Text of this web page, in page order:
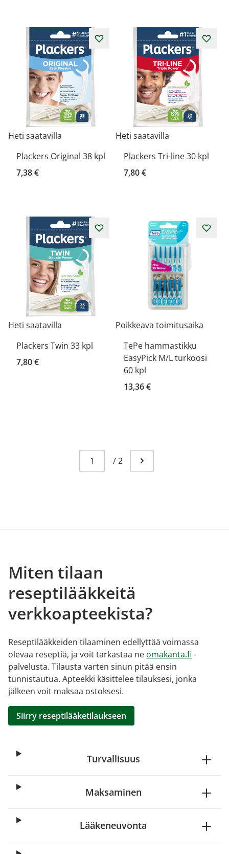
Heti saatavilla
Plackers Original 38 kpl
7,38 €
Heti saatavilla
Plackers Tri-line 30 kpl
7,80 €
Heti saatavilla
Plackers Twin 33 kpl
7,80 €
Poikkeava toimitusaika
TePe hammastikku
EasyPick M/L turkoosi
60 kpl
13,36 €
Sivu
You're currently reading page 1
/2 Mene seuraavalle
Miten tilaan
reseptilääkkeitä
verkkoapteekista?
Reseptilääkkeiden tilaaminen edellyttää voimassa
olevaa reseptiä, ja voit tarkastaa ne omakanta.fi -
palvelusta. Tilausta varten sinun pitää ensin
tunnistautua. Apteekki käsittelee tilauksesi, jonka
jälkeen voit maksaa ostoksesi.
Siirry reseptilääketilaukseen
Turvallisuus
Maksaminen
Lääkeneuvonta